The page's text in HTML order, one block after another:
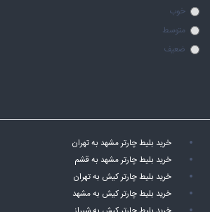
خوب
متوسط
ضعیف
خرید بلیط چارتر مشهد به تهران
خرید بلیط چارتر مشهد به قشم
خرید بلیط چارتر کیش به تهران
خرید بلیط چارتر کیش به مشهد